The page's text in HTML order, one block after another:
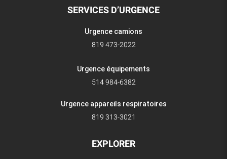
SERVICES D’URGENCE
Urgence camions
819 473-2022
Urgence équipements
514 984-6382
Urgence appareils respiratoires
819 313-3021
EXPLORER